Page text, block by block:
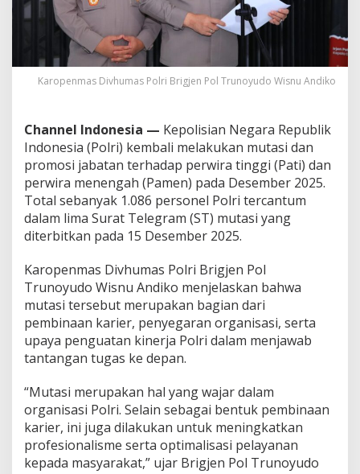
c
y
a
I
s
a
b
a
t
a
n
S
r
t
e
i
s
D
k
t
o
r
a
Karopenmas Divhumas Polri Brigjen Pol Trunoyudo Wisnu Andiko
Channel Indonesia — Kepolisian Negara Republik
Indonesia (Polri) kembali melakukan mutasi dan
promosi jabatan terhadap perwira tinggi (Pati) dan
perwira menengah (Pamen) pada Desember 2025.
Total sebanyak 1.086 personel Polri tercantum
dalam lima Surat Telegram (ST) mutasi yang
diterbitkan pada 15 Desember 2025.
Karopenmas Divhumas Polri Brigjen Pol
Trunoyudo Wisnu Andiko menjelaskan bahwa
mutasi tersebut merupakan bagian dari
pembinaan karier, penyegaran organisasi, serta
upaya penguatan kinerja Polri dalam menjawab
tantangan tugas ke depan.
“Mutasi merupakan hal yang wajar dalam
organisasi Polri. Selain sebagai bentuk pembinaan
karier, ini juga dilakukan untuk meningkatkan
profesionalisme serta optimalisasi pelayanan
kepada masyarakat,” ujar Brigjen Pol Trunoyudo